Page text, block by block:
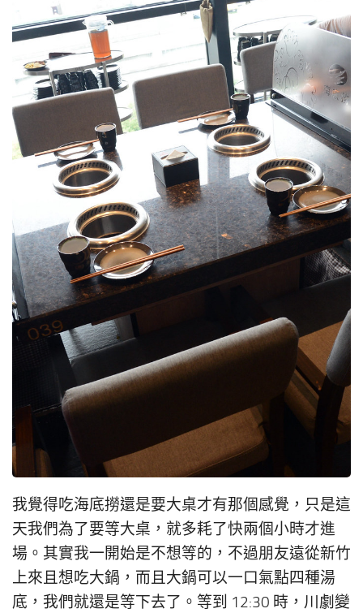
我覺得吃海底撈還是要大桌才有那個感覺，只是這
天我們為了要等大桌，就多耗了快兩個小時才進
場。其實我一開始是不想等的，不過朋友遠從新竹
上來且想吃大鍋，而且大鍋可以一口氣點四種湯
底，我們就還是等下去了。等到 12:30 時，川劇變